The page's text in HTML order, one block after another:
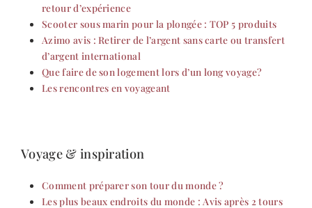
retour d’expérience
Scooter sous marin pour la plongée : TOP 5 produits
Azimo avis : Retirer de l’argent sans carte ou transfert
d’argent international
Que faire de son logement lors d’un long voyage?
Les rencontres en voyageant
Voyage & inspiration
Comment préparer son tour du monde ?
Les plus beaux endroits du monde : Avis après 2 tours